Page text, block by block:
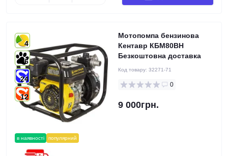
в наявності популярний
4
6
24
12
Мотопомпа бензинова
Кентавр КБМ80ВН
Безкоштовна доставка
Код товару: 32271-71
0
9 000грн.